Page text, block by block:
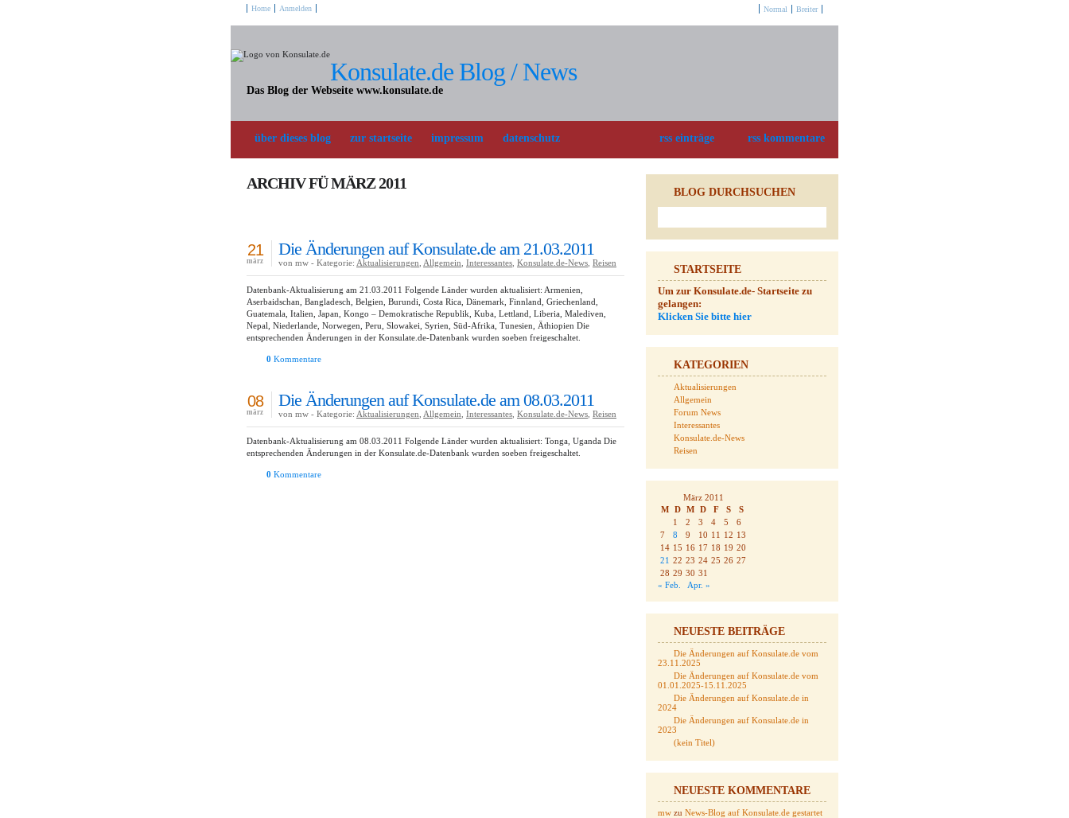
Konsulate.de Blog / News
Das Blog der Webseite www.konsulate.de
Home Anmelden Normal Breiter
über dieses blog zur startseite impressum datenschutz rss einträge rss kommentare
ARCHIV FÜ MÄRZ 2011
Die Änderungen auf Konsulate.de am 21.03.2011
21
märz von mw - Kategorie: Aktualisierungen Allgemein Interessantes Konsulate.de-News Reisen
Datenbank-Aktualisierung am 21.03.2011 Folgende Länder wurden aktualisiert: Armenien,
Aserbaidschan, Bangladesch, Belgien, Burundi, Costa Rica, Dänemark, Finnland, Griechenland,
Guatemala, Italien, Japan, Kongo – Demokratische Republik, Kuba, Lettland, Liberia, Malediven,
Nepal, Niederlande, Norwegen, Peru, Slowakei, Syrien, Süd-Afrika, Tunesien, Äthiopien Die
entsprechenden Änderungen in der Konsulate.de-Datenbank wurden soeben freigeschaltet.
0 Kommentare
Die Änderungen auf Konsulate.de am 08.03.2011
08
märz von mw - Kategorie: Aktualisierungen Allgemein Interessantes Konsulate.de-News Reisen
Datenbank-Aktualisierung am 08.03.2011 Folgende Länder wurden aktualisiert: Tonga, Uganda Die
entsprechenden Änderungen in der Konsulate.de-Datenbank wurden soeben freigeschaltet.
0 Kommentare
BLOG DURCHSUCHEN
STARTSEITE
Um zur Konsulate.de- Startseite zu
gelangen:
Klicken Sie bitte hier
KATEGORIEN
Aktualisierungen
Allgemein
Forum News
Interessantes
Konsulate.de-News
Reisen
März 2011
M D M D F S
S
1
2 3 4 5
6
7
8 9 10 11 12 13
14 15 16 17 18 19 20
21 22 23 24 25 26 27
28 29 30 31
« Feb.
Apr. »
NEUESTE BEITRÄGE
Die Änderungen auf Konsulate.de vom
23.11.2025
Die Änderungen auf Konsulate.de vom
01.01.2025-15.11.2025
Die Änderungen auf Konsulate.de in
2024
Die Änderungen auf Konsulate.de in
2023
(kein Titel)
NEUESTE KOMMENTARE
mw zu News-Blog auf Konsulate.de gestartet